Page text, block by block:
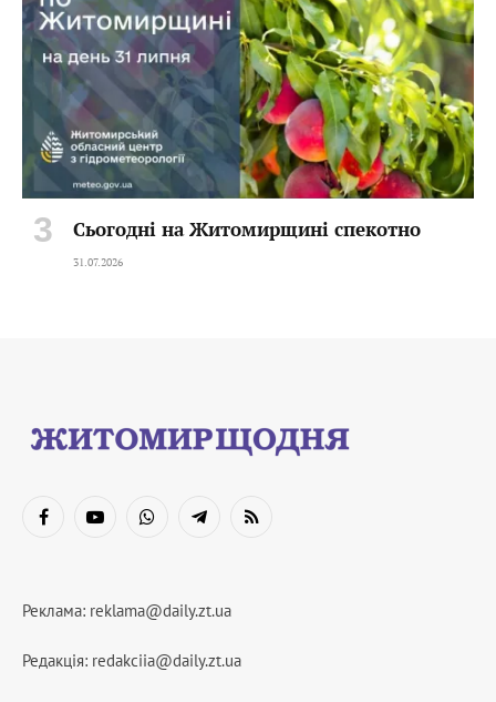
Сьогодні на Житомирщині спекотно
31.07.2026
FacebookYouTubeWhatsAppTelegramRSS
Реклама: reklama@daily.zt.ua
Редакція: redakciia@daily.zt.ua